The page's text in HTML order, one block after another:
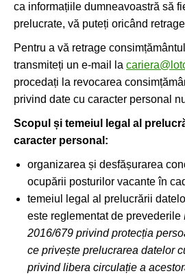
ca informațiile dumneavoastră să
prelucrate, vă puteți oricând
Pentru a vă retrage
transmiteți un e-mail la
procedați la revocarea
privind date cu caracter personal
Scopul și temeiul legal al
caracter personal:
organizarea și desfășurarea
ocupării posturilor vacante în
temeiul legal al prelucrării
este reglementat de prevederile
2016/679 privind protecția
ce privește prelucrarea datelor
privind libera circulație a